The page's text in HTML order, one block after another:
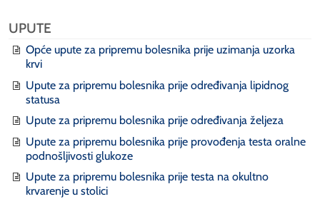
UPUTE
Opće upute za pripremu bolesnika prije uzimanja uzorka
krvi
Upute za pripremu bolesnika prije određivanja lipidnog
statusa
Upute za pripremu bolesnika prije određivanja željeza
Upute za pripremu bolesnika prije provođenja testa oralne
podnošljivosti glukoze
Upute za pripremu bolesnika prije testa na okultno
krvarenje u stolici